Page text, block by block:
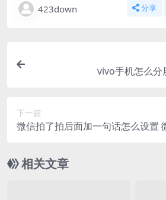
423down 分享
vivo手机怎么分
下一篇
微信拍了拍后面加一句话怎么设置
相关文章